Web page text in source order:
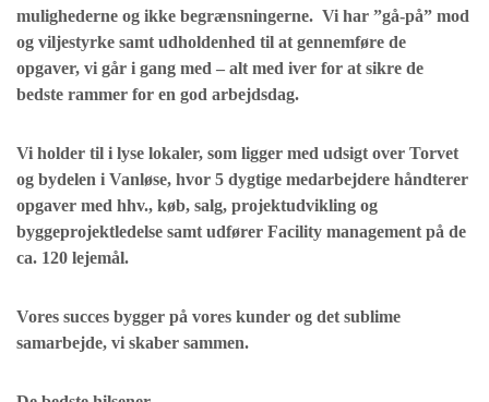
mulighederne og ikke begrænsningerne. Vi har ”gå-på” mod
og viljestyrke samt udholdenhed til at gennemføre de
opgaver, vi går i gang med – alt med iver for at sikre de
bedste rammer for en god arbejdsdag.
Vi holder til i lyse lokaler, som ligger med udsigt over Torvet
og bydelen i Vanløse, hvor 5 dygtige medarbejdere håndterer
opgaver med hhv., køb, salg, projektudvikling og
byggeprojektledelse samt udfører Facility management på de
ca. 120 lejemål.
Vores succes bygger på vores kunder og det sublime
samarbejde, vi skaber sammen.